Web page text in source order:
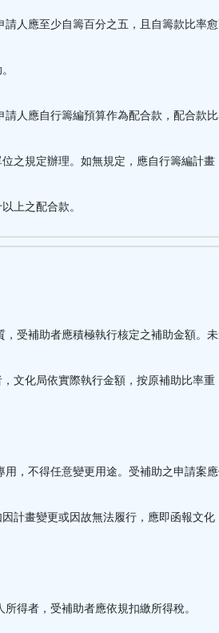
人應至少自籌百分之五，且自籌款比率
人應自行籌編預算作為配合款，配合款
規定辦理。如無規定，應自行籌編計畫
之配合款。
受補助者應積極執行核定之補助金額。
化局依實際執行金額，按原補助比率重
，不得任意變更用途。受補助之申請案
畫變更或因故無法履行，應即函報文化
得者，受補助者應依規扣繳所得稅。